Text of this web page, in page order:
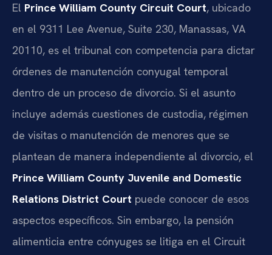
El Prince William County Circuit Court, ubicado
en el 9311 Lee Avenue, Suite 230, Manassas, VA
20110, es el tribunal con competencia para dictar
órdenes de manutención conyugal temporal
dentro de un proceso de divorcio. Si el asunto
incluye además cuestiones de custodia, régimen
de visitas o manutención de menores que se
plantean de manera independiente al divorcio, el
Prince William County Juvenile and Domestic
Relations District Court puede conocer de esos
aspectos específicos. Sin embargo, la pensión
alimenticia entre cónyuges se litiga en el Circuit